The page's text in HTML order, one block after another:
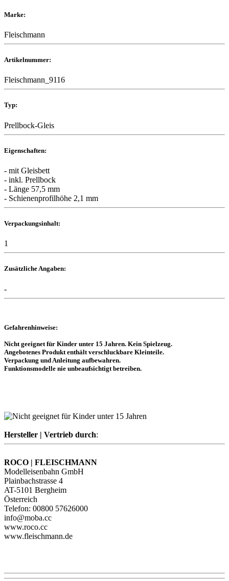
Marke:
Fleischmann
Artikelnummer:
Fleischmann_9116
Typ:
Prellbock-Gleis
Eigenschaften:
- mit Gleisbett
- inkl. Prellbock
- Länge 57,5 mm
- Schienenprofilhöhe 2,1 mm
Verpackungsinhalt:
1
Zusätzliche Angaben:
-
Gefahrenhinweise:
Nicht geeignet für Kinder unter 15 Jahren. Kein Spielzeug.
Angebotenes Produkt enthält verschluckbare Kleinteile.
Verpackung und Anleitung aufbewahren.
Funktionsmodelle nie unbeaufsichtigt betreiben.
Hersteller | Vertrieb durch:
ROCO | FLEISCHMANN
Modelleisenbahn GmbH
Plainbachstrasse 4
AT-5101 Bergheim
Österreich
Telefon: 00800 57626000
info@moba.cc
www.roco.cc
www.fleischmann.de